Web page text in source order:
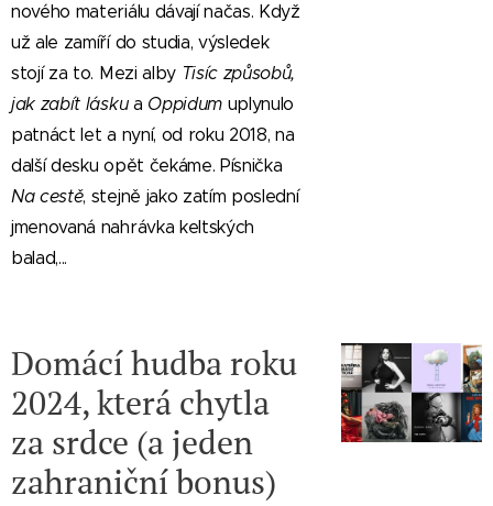
nového materiálu dávají načas. Když
už ale zamíří do studia, výsledek
stojí za to. Mezi alby Tisíc způsobů,
jak zabít láskua Oppidum uplynulo
patnáct let a nyní, od roku 2018, na
další desku opět čekáme. Písnička
Na cestě, stejně jako zatím poslední
jmenovaná nahrávka keltských
balad,...
Domácí hudba roku
2024, která chytla
za srdce (a jeden
zahraniční bonus)